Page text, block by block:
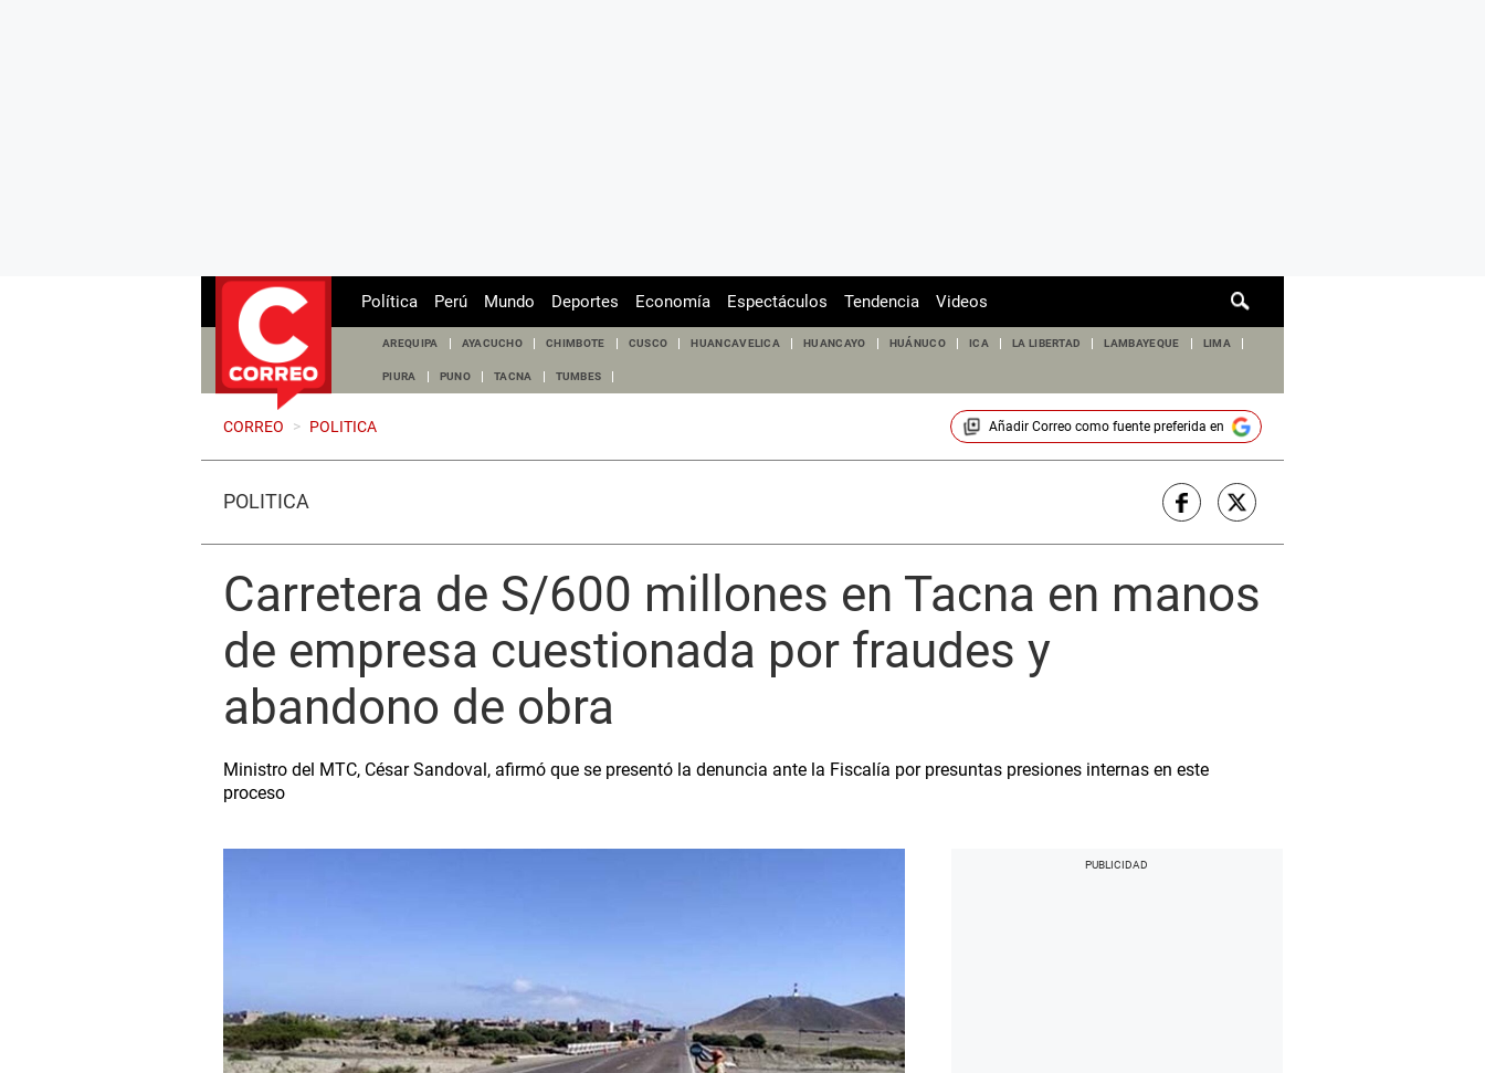
de
Política Perú Mundo Deportes Economía Espectáculos Tendencia Videos
AREQUIPA AYACUCHO CHIMBOTE CUSCO HUANCAVELICA HUANCAYO HUÁNUCO ICA LA LIBERTAD LAMBAYEQUE LIMA
PIURA PUNO TACNA TUMBES
CORREO > POLITICA Añadir Correocomo fuente preferida en
POLÍTICA
Carretera de S/600 millones en Tacna en manos
de empresa cuestionada por fraudes y
abandono de obra
Ministro del MTC, César Sandoval, afirmó que se presentó la denuncia ante la Fiscalía por presuntas presiones internas en este
proceso